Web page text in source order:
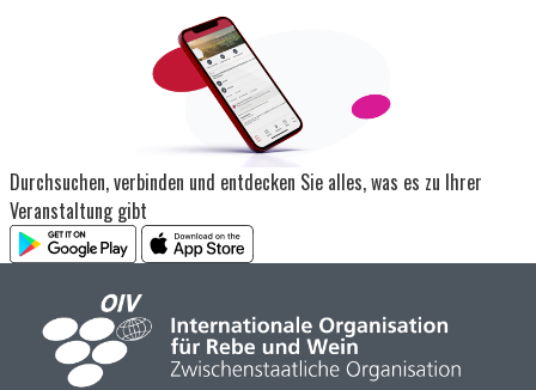
Durchsuchen, verbinden und entdecken Sie alles, was es zu Ihrer
Veranstaltung gibt